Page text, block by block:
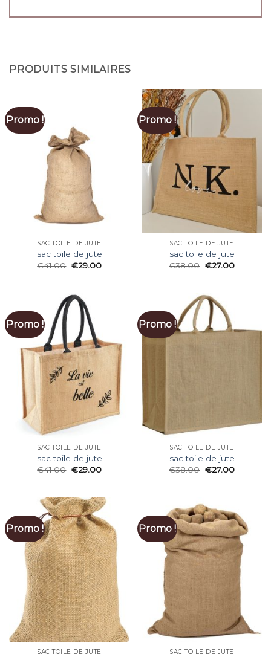
PRODUITS SIMILAIRES
Promo !
SAC TOILE DE JUTE
sac toile de jute
€41.00 €29.00
Promo !
SAC TOILE DE JUTE
sac toile de jute
€38.00 €27.00
Promo !
SAC TOILE DE JUTE
sac toile de jute
€41.00 €29.00
Promo !
SAC TOILE DE JUTE
sac toile de jute
€38.00 €27.00
Promo !
SAC TOILE DE JUTE
Promo !
SAC TOILE DE JUTE